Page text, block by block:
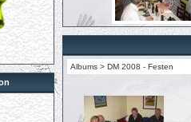
Albums > DM 2008 - Festen